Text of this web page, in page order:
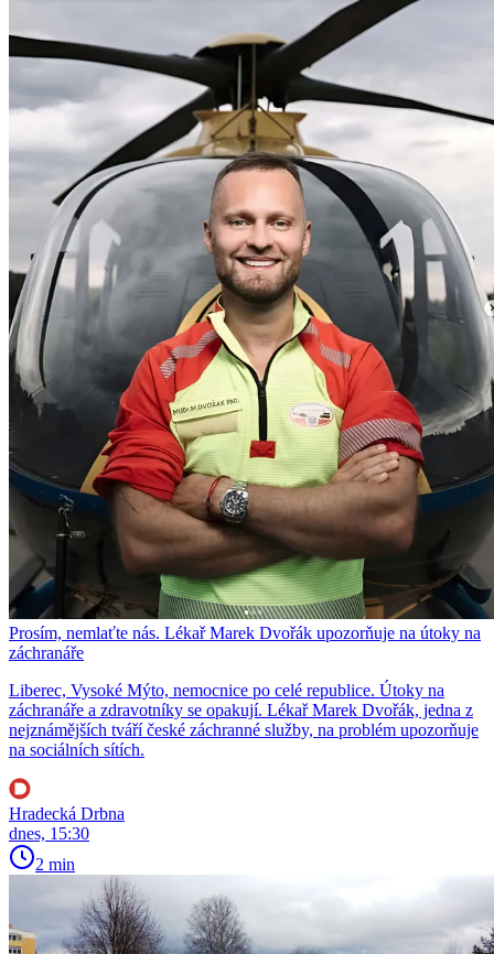
Prosím, nemlaťte nás. Lékař Marek Dvořák upozorňuje na útoky na
záchranáře
Liberec, Vysoké Mýto, nemocnice po celé republice. Útoky na
záchranáře a zdravotníky se opakují. Lékař Marek Dvořák, jedna z
nejznámějších tváří české záchranné služby, na problém upozorňuje
na sociálních sítích.
Hradecká Drbna
dnes, 15:30
2 min